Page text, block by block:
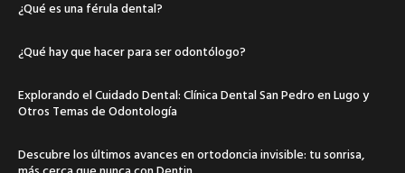
¿Qué es una férula dental?
¿Qué hay que hacer para ser odontólogo?
Explorando el Cuidado Dental: Clínica Dental San Pedro en Lugo y
Otros Temas de Odontología
Descubre los últimos avances en ortodoncia invisible: tu sonrisa,